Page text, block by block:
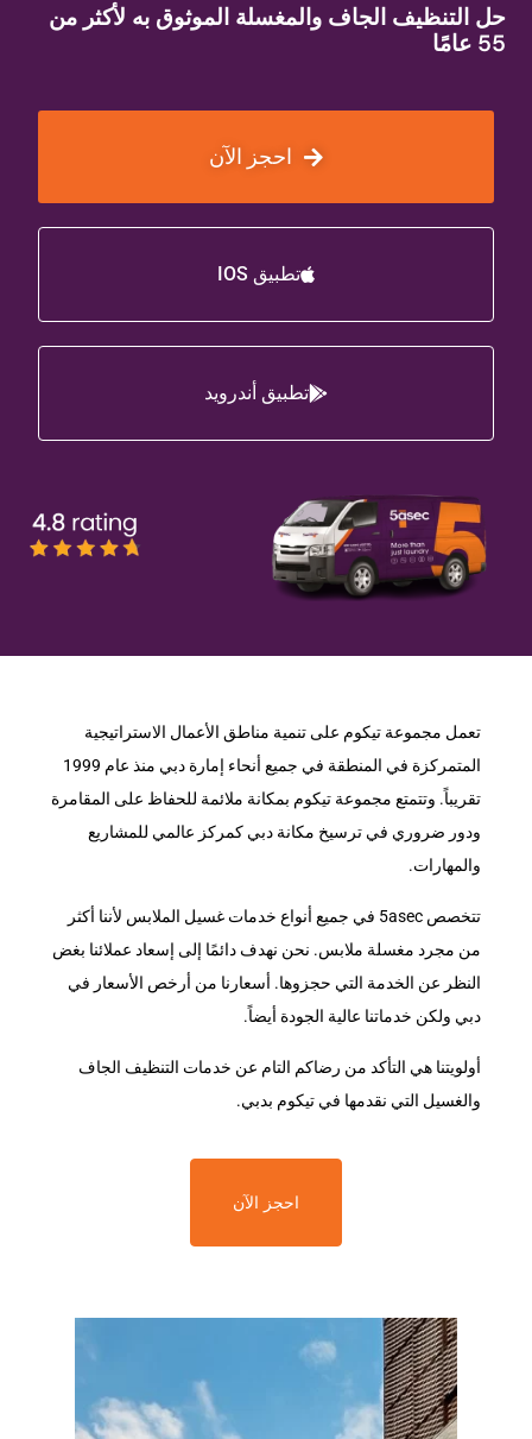
حل التنظيف الجاف والمغسلة الموثوق به لأكثر من
55 عامًا
احجز الآن
تطبيق IOS
تطبيق أندرويد
تعمل مجموعة تيكوم على تنمية مناطق الأعمال الاستراتيجية
المتمركزة في المنطقة في جميع أنحاء إمارة دبي منذ عام 1999
تقريباً. وتتمتع مجموعة تيكوم بمكانة ملائمة للحفاظ على المقامرة
ودور ضروري في ترسيخ مكانة دبي كمركز عالمي للمشاريع
والمهارات.
تتخصص 5asec في جميع أنواع خدمات غسيل الملابس لأننا أكثر
من مجرد مغسلة ملابس. نحن نهدف دائمًا إلى إسعاد عملائنا بغض
النظر عن الخدمة التي حجزوها. أسعارنا من أرخص الأسعار في
دبي ولكن خدماتنا عالية الجودة أيضاً.
أولويتنا هي التأكد من رضاكم التام عن خدمات التنظيف الجاف
والغسيل التي نقدمها في تيكوم بدبي.
احجز الآن